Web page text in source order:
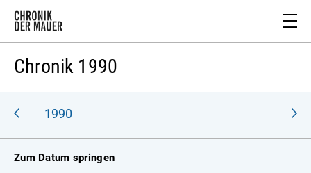
Chronik 1990
1990
Zum Datum springen